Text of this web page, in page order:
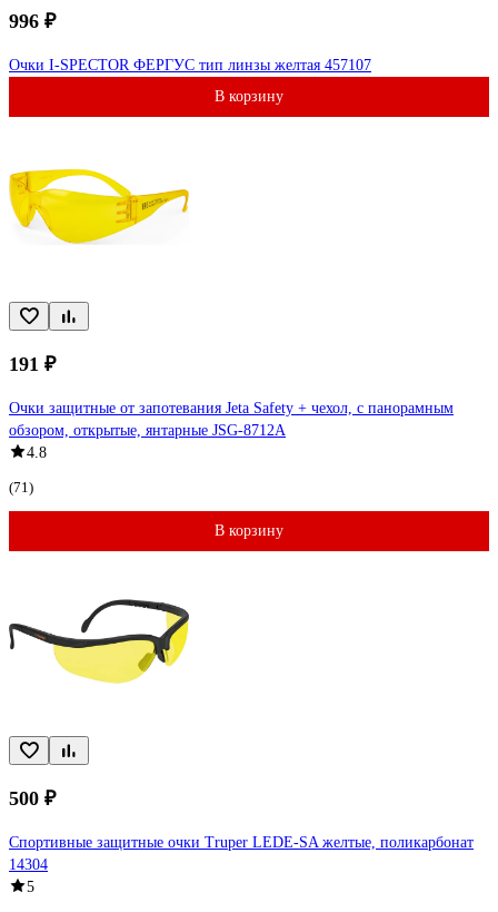
996 ₽
Очки I-SPECTOR ФЕРГУС тип линзы желтая 457107
В корзину
191 ₽
Очки защитные от запотевания Jeta Safety + чехол, с панорамным
обзором, открытые, янтарные JSG-8712A
4.8
(71)
В корзину
500 ₽
Спортивные защитные очки Truper LEDE-SA желтые, поликарбонат
14304
5